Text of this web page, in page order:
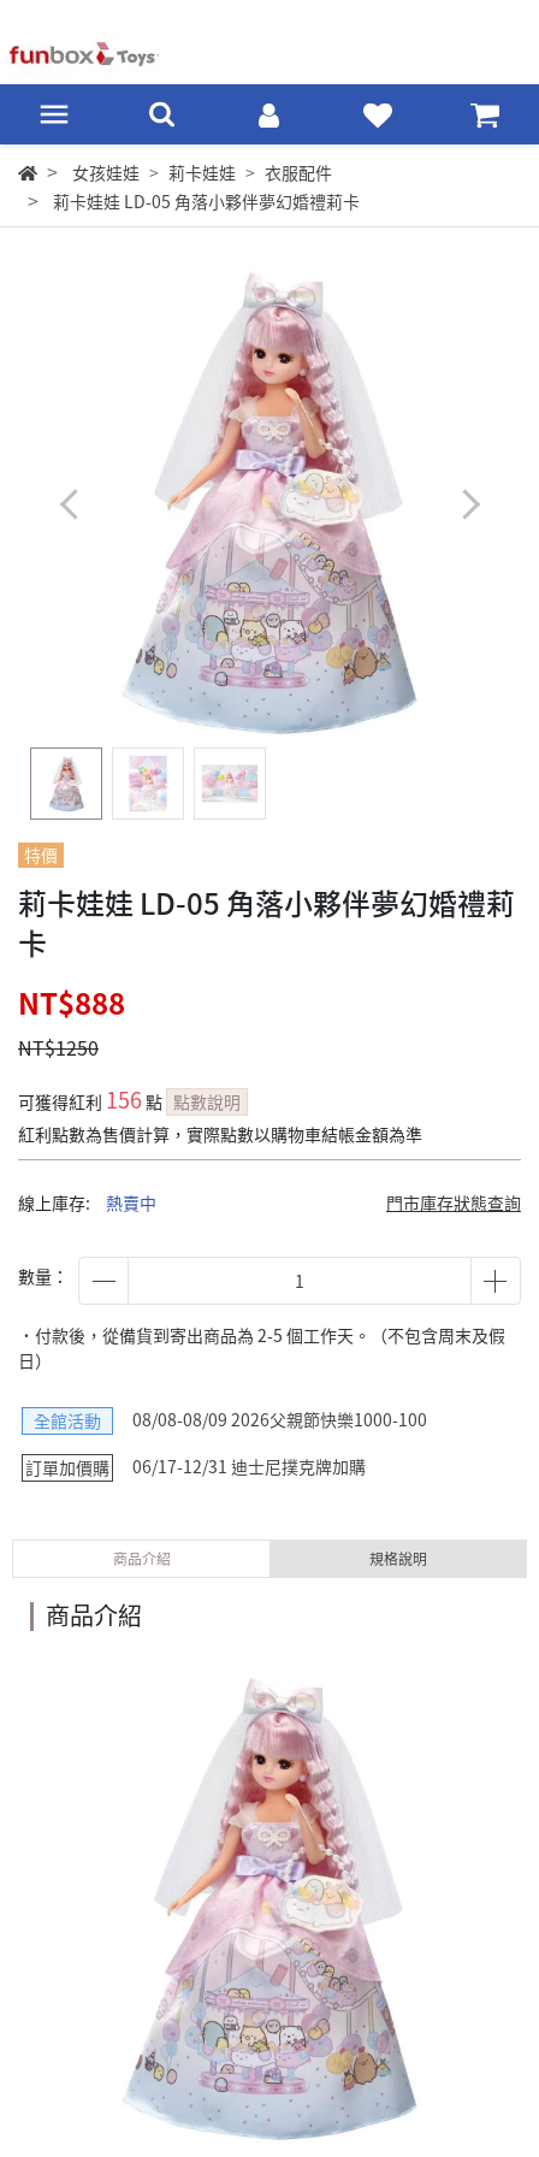
女孩娃娃 莉卡娃娃
衣服配件
莉卡娃娃 LD-05 角落小夥伴夢幻婚禮莉卡
特價
莉卡娃娃 LD-05 角落小夥伴夢幻婚禮莉
卡
NT$888
NT$1250
可獲得紅利 156點 點數說明
紅利點數為售價計算，實際點數以購物車結帳金額為準
線上庫存: 熱賣中 門市庫存狀態查詢
數量：
˙付款後，從備貨到寄出商品為 2-5 個工作天。（不包含周末及假
日）
全館活動
08/08-08/09 2026父親節快樂1000-100
訂單加價購
06/17-12/31 迪士尼撲克牌加購
商品介紹 規格說明
商品介紹